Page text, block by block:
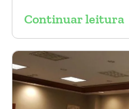
sobre a experiência
multilayer. Mais de
sem nenhum caso de
Continuar leitura